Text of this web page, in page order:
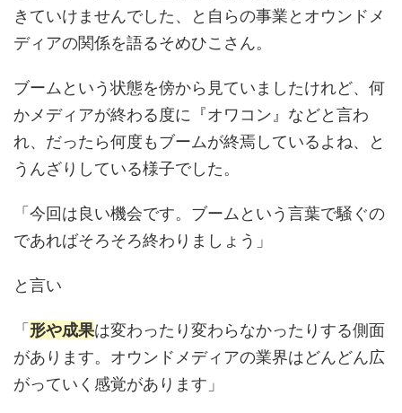
きていけませんでした、と自らの事業とオウンドメ
ディアの関係を語るそめひこさん。
ブームという状態を傍から見ていましたけれど、何
かメディアが終わる度に『オワコン』などと言わ
れ、だったら何度もブームが終焉しているよね、と
うんざりしている様子でした。
「今回は良い機会です。ブームという言葉で騒ぐの
であればそろそろ終わりましょう」
と言い
「 形や成果は変わったり変わらなかったりする側面
があります。オウンドメディアの業界はどんどん広
がっていく感覚があります」